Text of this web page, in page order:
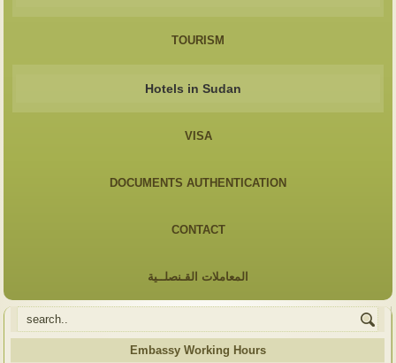
TOURISM
Hotels in Sudan
VISA
DOCUMENTS AUTHENTICATION
CONTACT
المعاملات القـنصلــية
Embassy Working Hours